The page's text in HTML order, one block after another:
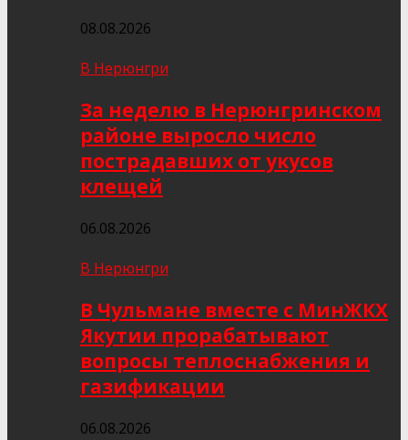
08.08.2026
В Нерюнгри
За неделю в Нерюнгринском
районе выросло число
пострадавших от укусов
клещей
06.08.2026
В Нерюнгри
В Чульмане вместе с МинЖКХ
Якутии прорабатывают
вопросы теплоснабжения и
газификации
06.08.2026